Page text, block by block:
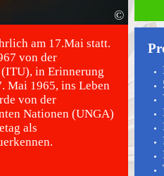
©
am 17.Mai statt.
von der
in Erinnerung
Mai 1965, ins Leben
von der
Nationen (UNGA)
als